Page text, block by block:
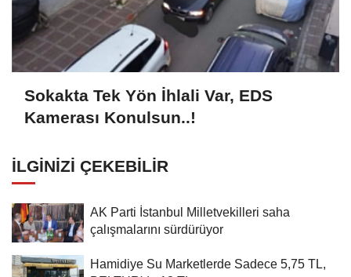
Sokakta Tek Yön İhlali Var, EDS
Kamerası Konulsun..!
İLGINIZI ÇEKEBILIR
AK Parti İstanbul Milletvekilleri saha
çalışmalarını sürdürüyor
Hamidiye Su Marketlerde Sadece 5,75 TL,